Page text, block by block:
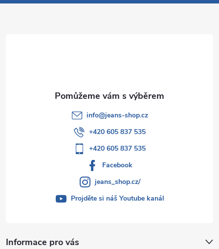
Informace pro vás
info@jeans-shop.cz
+420 605 837 535
+420 605 837 535
Facebook
jeans_shop.cz/
Projděte si náš Youtube kanál